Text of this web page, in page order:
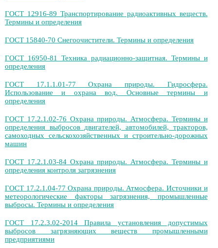
ГОСТ 12916-89 Транспортирование радиоактивных веществ.
Термины и определения
ГОСТ 15840-70 Снегоочистители. Термины и определения
ГОСТ 16950-81 Техника радиационно-защитная. Термины и
определения
ГОСТ 17.1.1.01-77 Охрана природы. Гидросфера.
Использование и охрана вод. Основные термины и
определения
ГОСТ 17.2.1.02-76 Охрана природы. Атмосфера. Термины и
определения выбросов двигателей, автомобилей, тракторов,
самоходных сельскохозяйственных и строительно-дорожных
машин
ГОСТ 17.2.1.03-84 Охрана природы. Атмосфера. Термины и
определения контроля загрязнения
ГОСТ 17.2.1.04-77 Охрана природы. Атмосфера. Источники и
метеорологические факторы загрязнения, промышленные
выбросы. Термины и определения
ГОСТ 17.2.3.02-2014 Правила установления допустимых
выбросов загрязняющих веществ промышленными
предприятиями